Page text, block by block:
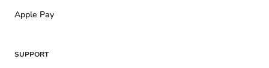
Apple Pay
SUPPORT